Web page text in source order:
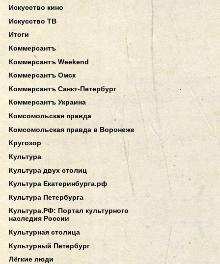
Искусство кино
Искусство ТВ
Итоги
Коммерсантъ
Коммерсантъ Weekend
Коммерсантъ Омск
Коммерсантъ Санкт-Петербург
Коммерсантъ Украина
Комсомольская правда
Комсомольская правда в Воронеже
Кругозор
Культура
Культура двух столиц
Культура Екатеринбурга.рф
Культура Петербурга
Культура.РФ: Портал культурного
наследия России
Культурная столица
Культурный Петербург
Лёгкие люди